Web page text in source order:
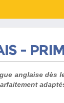
-
anglaise dès